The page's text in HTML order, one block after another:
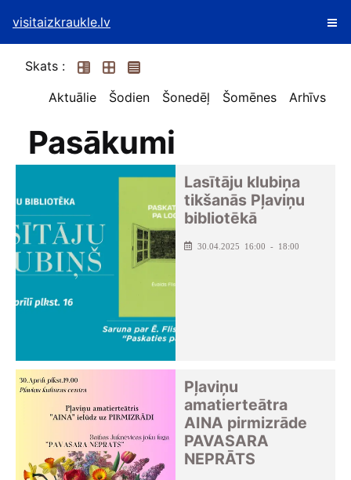
visitaizkraukle.lv
Skats :
Aktuālie
Šodien Šonedēļ Šomēnes Arhīvs
Pasākumi
Lasītāju klubiņa
tikšanās Pļaviņu
bibliotēkā
30.04.2025 16:00 - 18:00
Pļaviņu
amatierteātra
AINA pirmizrāde
PAVASARA
NEPRĀTS